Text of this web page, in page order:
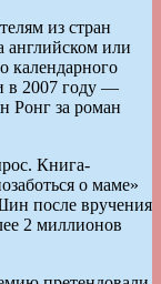
из стран
английском или
календарного
в 2007 году —
Ронг за роман
Книга-
о маме»
после вручения
2 миллионов